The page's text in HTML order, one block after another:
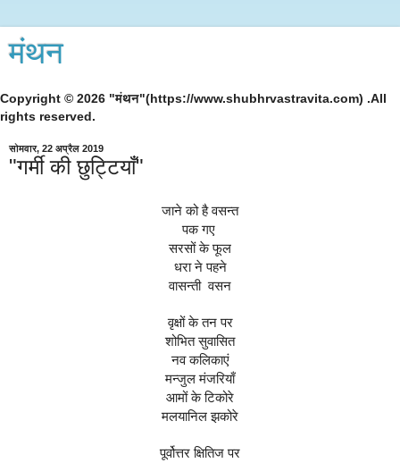
मंथन
Copyright © 2026 "मंथन"(https://www.shubhrvastravita.com) .All
rights reserved.
सोमवार, 22 अप्रैल 2019
"गर्मी की छुट्टियाँ"
जाने को है वसन्त
पक गए
सरसों के फूल
धरा ने पहने
वासन्ती  वसन
वृक्षों के तन पर
शोभित सुवासित
नव कलिकाएं
मन्जुल मंजरियाँ
आमों के टिकोरे
मलयानिल झकोरे
पूर्वोत्तर क्षितिज पर